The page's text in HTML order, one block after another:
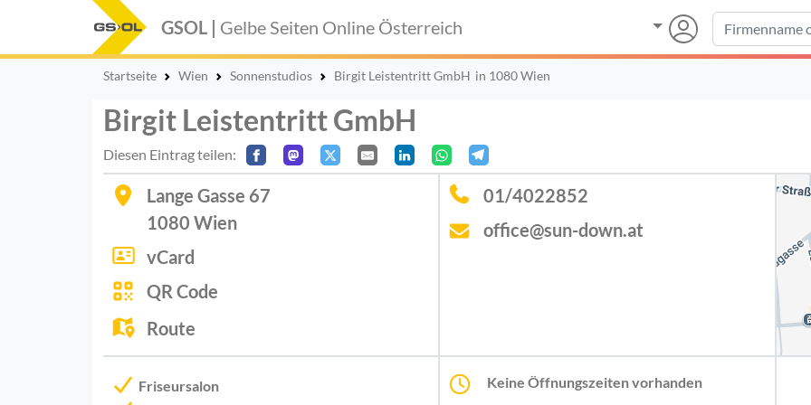
GSOL | Gelbe Seiten Online Österreich
Startseite Wien Sonnenstudios Birgit Leistentritt GmbH in 1080 Wien
Birgit Leistentritt GmbH
Diesen Eintrag teilen:
Lange Gasse 67
1080 Wien
vCard
QR Code
Route
01/4022852
office@sun-down.at
Friseursalon
Keine Öffnungszeiten vorhanden